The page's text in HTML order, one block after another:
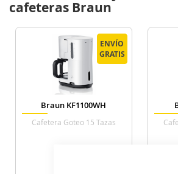
cafeteras Braun
ENVÍO
GRATIS
ENVÍO
GRATIS
Braun KF1100WH
Cafetera Goteo 15 Tazas